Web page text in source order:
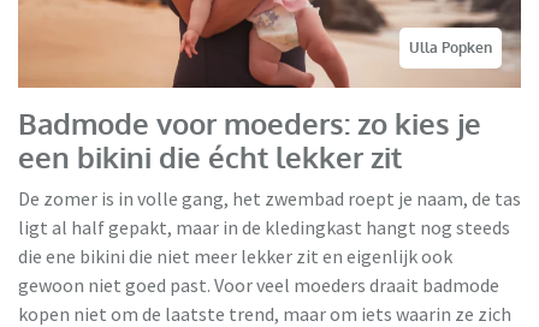
Ulla Popken
Badmode voor moeders: zo kies je
een bikini die écht lekker zit
De zomer is in volle gang, het zwembad roept je naam, de tas
ligt al half gepakt, maar in de kledingkast hangt nog steeds
die ene bikini die niet meer lekker zit en eigenlijk ook
gewoon niet goed past. Voor veel moeders draait badmode
kopen niet om de laatste trend, maar om iets waarin ze zich